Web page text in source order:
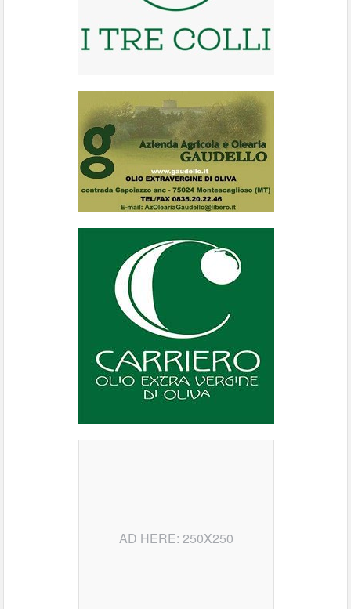
AD HERE: 250X250